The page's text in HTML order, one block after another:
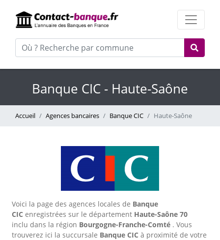
Banque CIC - Haute-Saône
Accueil Agences bancaires Banque CIC Haute-Saône
Voici la page des agences locales de Banque
CIC enregistrées sur le département Haute-Saône 70
inclu dans la région Bourgogne-Franche-Comté . Vous
trouverez ici la succursale Banque CIC à proximité de votre